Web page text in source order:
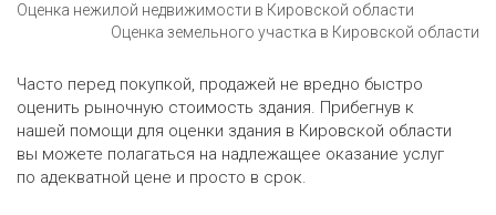
Оценка нежилой недвижимости в Кировской области
Оценка земельного участка в Кировской области
Часто перед покупкой, продажей не вредно быстро
оценить рыночную стоимость здания. Прибегнув к
нашей помощи для оценки здания в Кировской области
вы можете полагаться на надлежащее оказание услуг
по адекватной цене и просто в срок.